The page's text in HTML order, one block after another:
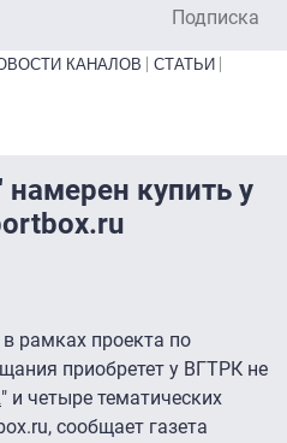
Подписка
КАНАЛОВ
СТАТЬИ
купить у
рамках проекта по
приобретет у ВГТРК не
" и четыре тематических
сообщает газета